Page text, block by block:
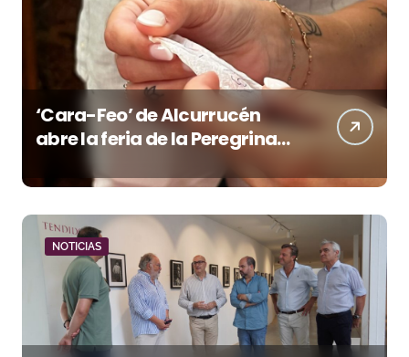
‘Cara-Feo’ de Alcurrucén
abre la feria de la Peregrina
NOTICIAS